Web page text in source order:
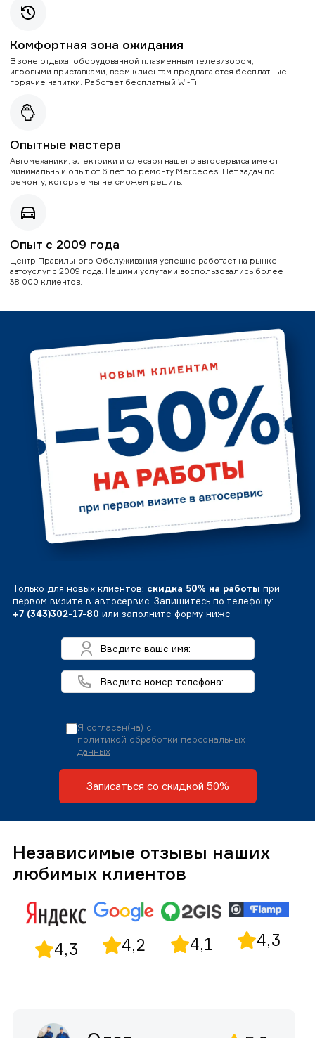
Комфортная зона ожидания
В зоне отдыха, оборудованной плазменным телевизором,
игровыми приставками, всем клиентам предлагаются бесплатные
горячие напитки. Работает бесплатный Wi-Fi.
Опытные мастера
Автомеханики, электрики и слесаря нашего автосервиса имеют
минимальный опыт от 6 лет по ремонту Mercedes. Нет задач по
ремонту, которые мы не сможем решить.
Опыт с 2009 года
Центр Правильного Обслуживания успешно работает на рынке
автоуслуг с 2009 года. Нашими услугами воспользовались более
38 000 клиентов.
Только для новых клиентов: скидка 50% на работы при
первом визите в автосервис. Запишитесь по телефону:
+7 (343)302-17-80 или заполните форму ниже
Я согласен(на) с
политикой обработки персональных
данных
Записаться со скидкой 50%
Независимые отзывы наших
любимых клиентов
4,3 4,2 4,1 4,3